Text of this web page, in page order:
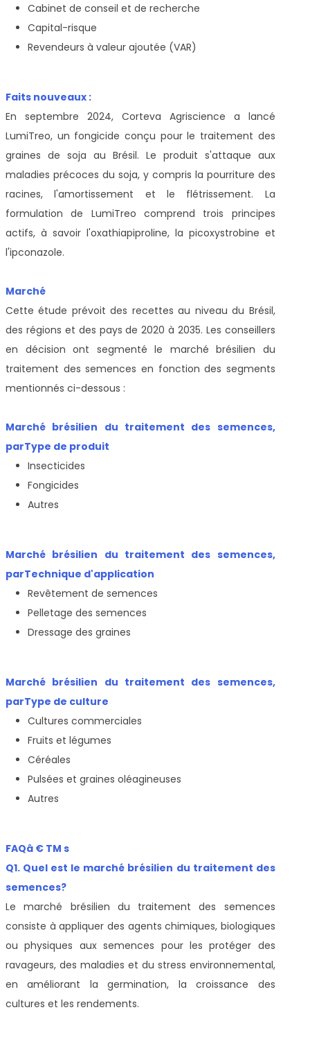
Cabinet de conseil et de recherche
Capital-risque
Revendeurs à valeur ajoutée (VAR)
Faits nouveaux :
En septembre 2024, Corteva Agriscience a lancé
LumiTreo, un fongicide conçu pour le traitement des
graines de soja au Brésil. Le produit s'attaque aux
maladies précoces du soja, y compris la pourriture des
racines, l'amortissement et le flétrissement. La
formulation de LumiTreo comprend trois principes
actifs, à savoir l'oxathiapiproline, la picoxystrobine et
l'ipconazole.
Marché
Cette étude prévoit des recettes au niveau du Brésil,
des régions et des pays de 2020 à 2035. Les conseillers
en décision ont segmenté le marché brésilien du
traitement des semences en fonction des segments
mentionnés ci-dessous :
Marché brésilien du traitement des semences,
parType de produit
Insecticides
Fongicides
Autres
Marché brésilien du traitement des semences,
parTechnique d'application
Revêtement de semences
Pelletage des semences
Dressage des graines
Marché brésilien du traitement des semences,
parType de culture
Cultures commerciales
Fruits et légumes
Céréales
Pulsées et graines oléagineuses
Autres
FAQâ € TM s
Q1. Quel est le marché brésilien du traitement des
semences?
Le marché brésilien du traitement des semences
consiste à appliquer des agents chimiques, biologiques
ou physiques aux semences pour les protéger des
ravageurs, des maladies et du stress environnemental,
en améliorant la germination, la croissance des
cultures et les rendements.